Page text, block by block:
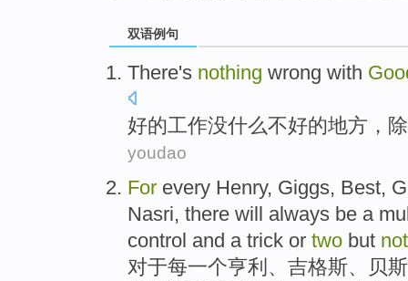
双语例句
There's nothing wrong with
好的工作没什么不好的地方，
youdao
For every Henry, Giggs, Best,
Nasri, there will always be a
control and a trick or two but
对于每一个亨利 、 吉格斯、
贝